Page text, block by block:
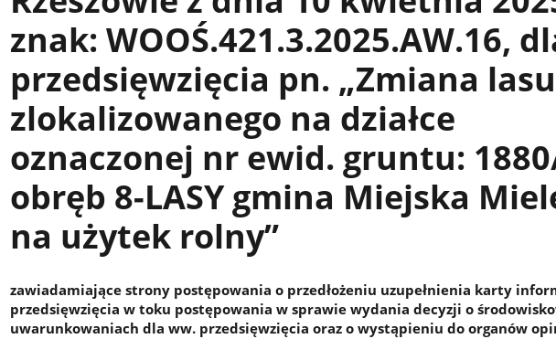
znak: WOOŚ.421.3.2025.AW.16,
przedsięwzięcia pn. „Zmiana lasu
zlokalizowanego na działce
oznaczonej nr ewid. gruntu:
obręb 8-LASY gmina Miejska
na użytek rolny”
zawiadamiające strony postępowania o przedłożeniu uzupełnienia karty
przedsięwzięcia w toku postępowania w sprawie wydania decyzji o
uwarunkowaniach dla ww. przedsięwzięcia oraz o wystąpieniu do organów